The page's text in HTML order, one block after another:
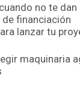
no te
financiación
lanzar tu
maquinaria